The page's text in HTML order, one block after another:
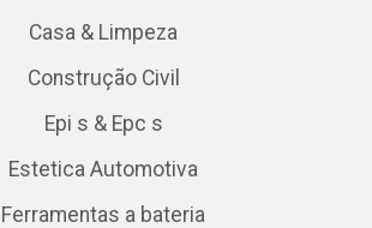
Casa & Limpeza
Construção Civil
Epi s & Epc s
Estetica Automotiva
Ferramentas a bateria